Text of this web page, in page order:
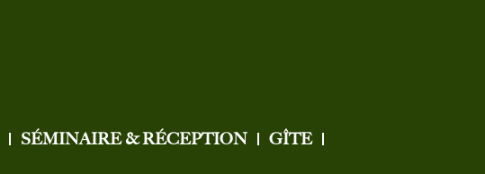
SÉMINAIRE & RÉCEPTION
GÎTE